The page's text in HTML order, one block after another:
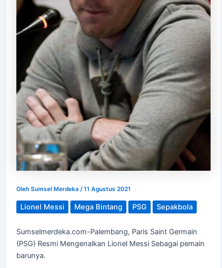
Oleh Sumsel Merdeka /11 Agustus 2021
Lionel Messi Mega Bintang PSG Sepakbola
Sumselmerdeka.com-Palembang, Paris Saint Germain
(PSG) Resmi Mengenalkan Lionel Messi Sebagai pemain
barunya.